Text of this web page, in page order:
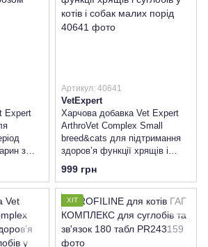
Expert
з
Артикул: 40641
VetExpert
Харчова добавка Vet Expert
ArthroVet Complex Small
breed&cats для підтримання
здоров’я функції хрящів і
суглобів у котів і собак малих
порід
999 грн
ХІТ